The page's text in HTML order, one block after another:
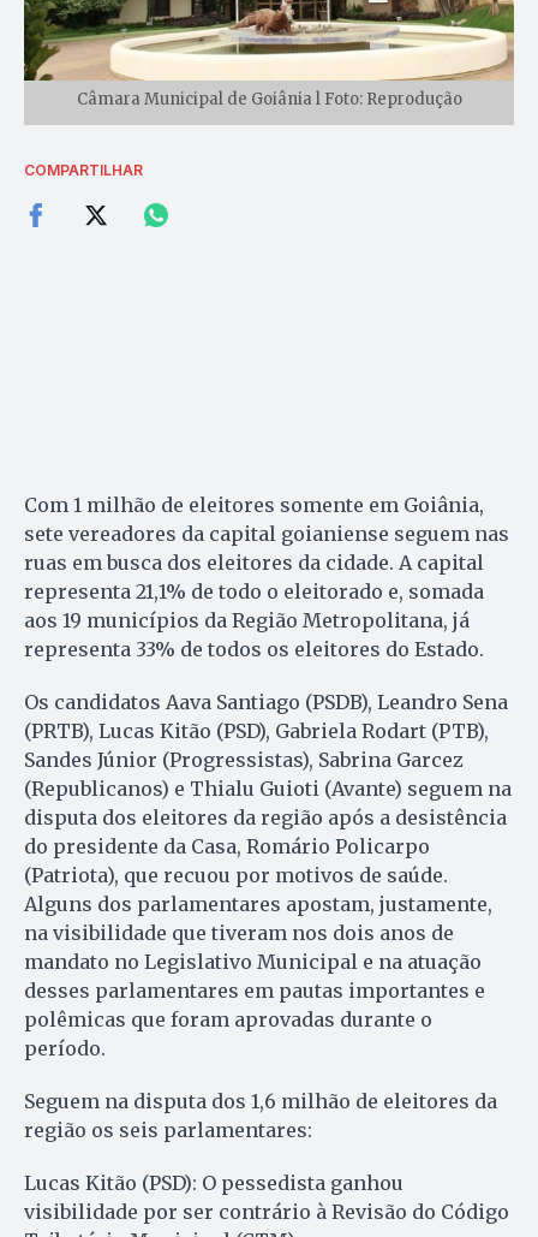
Câmara Municipal de Goiânia l Foto: Reprodução
COMPARTILHAR
Com 1 milhão de eleitores somente em Goiânia,
sete vereadores da capital goianiense seguem nas
ruas em busca dos eleitores da cidade. A capital
representa 21,1% de todo o eleitorado e, somada
aos 19 municípios da Região Metropolitana, já
representa 33% de todos os eleitores do Estado.
Os candidatos Aava Santiago (PSDB), Leandro Sena
(PRTB), Lucas Kitão (PSD), Gabriela Rodart (PTB),
Sandes Júnior (Progressistas), Sabrina Garcez
(Republicanos) e Thialu Guioti (Avante) seguem na
disputa dos eleitores da região após a desistência
do presidente da Casa, Romário Policarpo
(Patriota), que recuou por motivos de saúde.
Alguns dos parlamentares apostam, justamente,
na visibilidade que tiveram nos dois anos de
mandato no Legislativo Municipal e na atuação
desses parlamentares em pautas importantes e
polêmicas que foram aprovadas durante o
período.
Seguem na disputa dos 1,6 milhão de eleitores da
região os seis parlamentares:
Lucas Kitão (PSD): O pessedista ganhou
visibilidade por ser contrário à Revisão do Código